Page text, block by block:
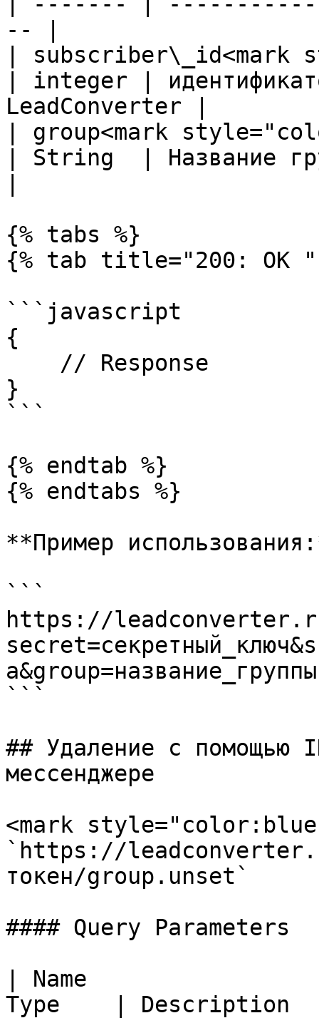
-- |
| subscriber\_id<mark
| integer |
LeadConverter |
| group<mark
| String  | Название
{% tabs %}
{% tab title="200: OK "
```javascript
{
}
```
{% endtab %}
{% endtabs %}
**Пример
```
https://
а&group=название_группы
```
## Удаление с помощью
мессенджере
<mark
`https://
токен/group.unset`
#### Query Parameters
| Name
Type    | Description